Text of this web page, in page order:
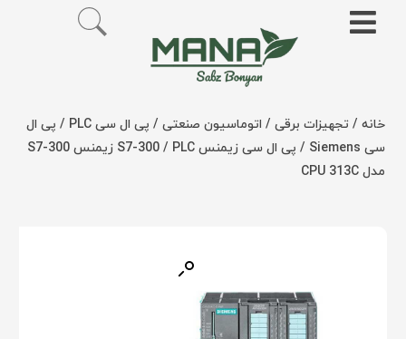
خانه / تجهیزات برقی / اتوماسیون صنعتی / پی ال سی PLC / پی ال
سی Siemens
/ پی ال سی زیمنس S7-300
/ PLC زیمنس S7-300
مدل CPU 313C